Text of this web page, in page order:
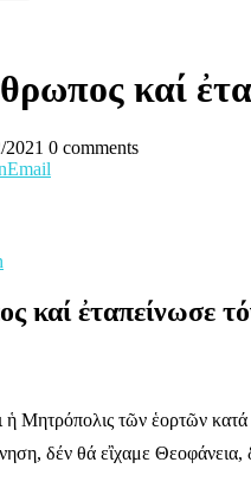
καί
2021 0 comments
Email
καί ἐταπείνωσε
Μητρόπολις τῶν ἑορτῶν
δέν θά εἲχαμε